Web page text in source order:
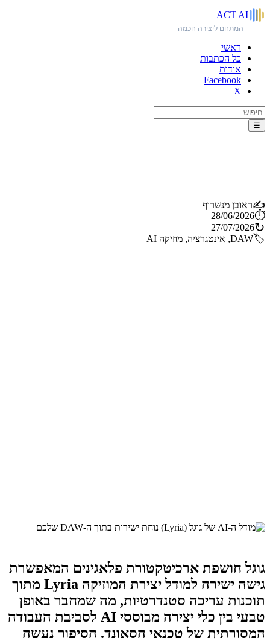
ACT AI
המתחם ליצירה חכמה
ראשי
כל הכתבות
אודות
Facebook
X
☰
✍️ראובן מנשרוף
⏱️
28/06/2026
↻
27/07/2026
🏷️DAW, אינטגרציה, מוזיקה AI
גוגל חושפת ארכיטקטורת פלאגינים המאפשרת
גישה ישירה למודל יצירת המוזיקה Lyria מתוך
תוכנות עריכה סטנדרטיות, מה שמחבר באופן
טבעי בין כלי יצירה מבוססי AI לסביבת העבודה
המסורתית של טכנאי הסאונד. הסיפור נעשה